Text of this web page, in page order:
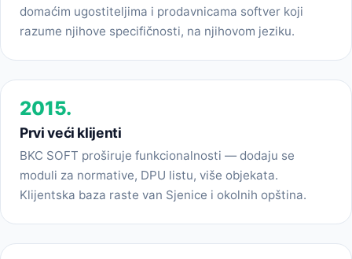
domaćim ugostiteljima i prodavnicama softver koji
razume njihove specifičnosti, na njihovom jeziku.
2015.
Prvi veći klijenti
BKC SOFT proširuje funkcionalnosti — dodaju se
moduli za normative, DPU listu, više objekata.
Klijentska baza raste van Sjenice i okolnih opština.